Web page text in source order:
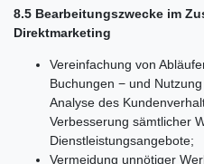
8.5 Bearbeitungszwecke im
Direktmarketing
Vereinfachung von
Buchungen − und
Analyse des
Verbesserung sämtlicher
Dienstleistungsangebote;
Vermeidung unnötiger